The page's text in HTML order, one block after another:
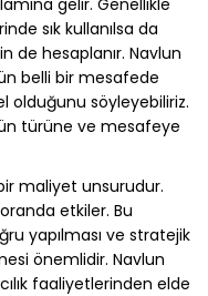
gelir. Genellikle
sık kullanılsa da
de hesaplanır. Navlun
belli bir mesafede
olduğunu söyleyebiliriz.
türüne ve mesafeye
maliyet unsurudur.
oranda etkiler. Bu
yapılması ve stratejik
önemlidir. Navlun
faaliyetlerinden elde